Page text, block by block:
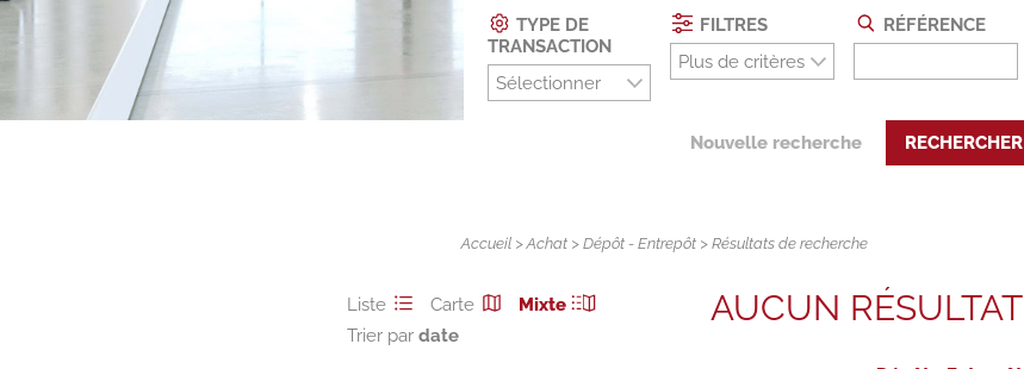
TYPE DE
TRANSACTION
Sélectionner
FILTRES
Plus de critères
RÉFÉRENCE
Nouvelle recherche RECHERCHER
Accueil >Achat >Dépôt - Entrepôt > Résultats de recherche
Liste Carte
Mixte
Trier par
AUCUN RÉSULTAT